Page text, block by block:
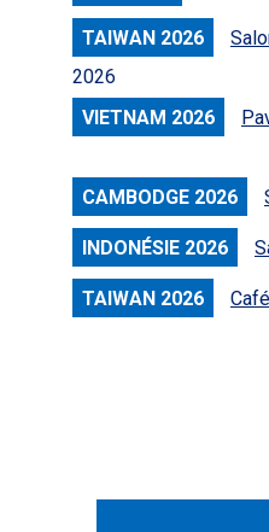
TAIWAN 2026
2026
VIETNAM 2026
CAMBODGE 2026
INDONÉSIE 2026
TAIWAN 2026